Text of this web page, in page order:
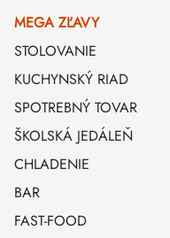
MEGA ZĽAVY
STOLOVANIE
KUCHYNSKÝ RIAD
SPOTREBNÝ TOVAR
ŠKOLSKÁ JEDÁLEŇ
CHLADENIE
BAR
FAST-FOOD